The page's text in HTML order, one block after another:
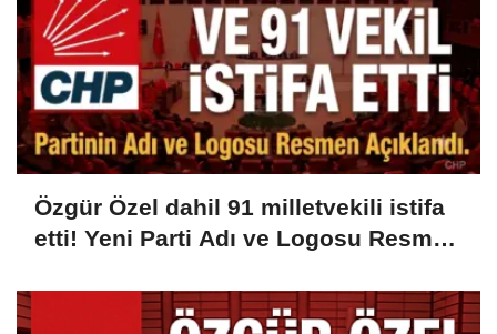
Özgür Özel dahil 91 milletvekili istifa
etti! Yeni Parti Adı ve Logosu Resmen